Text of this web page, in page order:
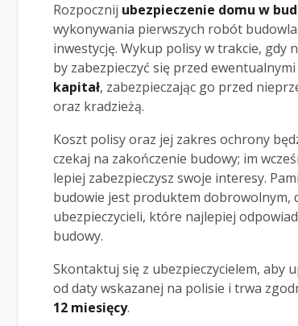
Rozpocznij ubezpieczenie domu w
wykonywania pierwszych robót
inwestycję. Wykup polisy w trakcie, gdy
by zabezpieczyć się przed
kapitał, zabezpieczając go przed
oraz kradzieżą.
Koszt polisy oraz jej zakres ochrony
czekaj na zakończenie budowy; im
lepiej zabezpieczysz swoje interesy.
budowie jest produktem dobrowolnym,
ubezpieczycieli, które najlepiej
budowy.
Skontaktuj się z ubezpieczycielem, aby
od daty wskazanej na polisie i trwa
12 miesięcy.